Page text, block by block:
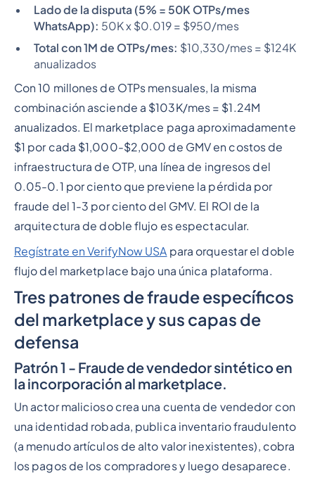
Lado de la disputa (5% = 50K OTPs/mes
WhatsApp): 50K x $0.019 = $950/mes
Total con 1M de OTPs/mes: $10,330/mes = $124K
anualizados
Con 10 millones de OTPs mensuales, la misma
combinación asciende a $103K/mes = $1.24M
anualizados. El marketplace paga aproximadamente
$1 por cada $1,000-$2,000 de GMV en costos de
infraestructura de OTP, una línea de ingresos del
0.05-0.1 por ciento que previene la pérdida por
fraude del 1-3 por ciento del GMV. El ROI de la
arquitectura de doble flujo es espectacular.
Regístrate en VerifyNow USA para orquestar el doble
flujo del marketplace bajo una única plataforma.
Tres patrones de fraude específicos
del marketplace y sus capas de
defensa
Patrón 1 - Fraude de vendedor sintético en
la incorporación al marketplace.
Un actor malicioso crea una cuenta de vendedor con
una identidad robada, publica inventario fraudulento
(a menudo artículos de alto valor inexistentes), cobra
los pagos de los compradores y luego desaparece.